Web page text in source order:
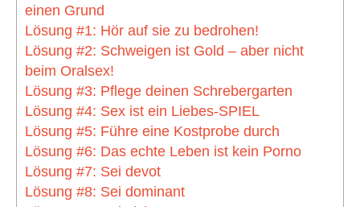
einen Grund
Lösung #1: Hör auf sie zu bedrohen!
Lösung #2: Schweigen ist Gold – aber nicht
beim Oralsex!
Lösung #3: Pflege deinen Schrebergarten
Lösung #4: Sex ist ein Liebes-SPIEL
Lösung #5: Führe eine Kostprobe durch
Lösung #6: Das echte Leben ist kein Porno
Lösung #7: Sei devot
Lösung #8: Sei dominant